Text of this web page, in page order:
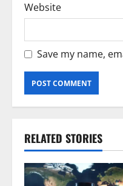
Website
Save my name,
RELATED STORIES